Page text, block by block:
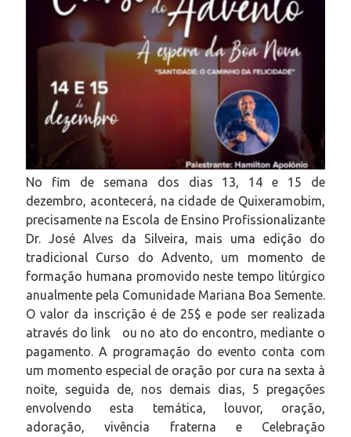
No fim de semana dos dias 13, 14 e 15 de
dezembro, acontecerá, na cidade de Quixeramobim,
precisamente na Escola de Ensino Profissionalizante
Dr. José Alves da Silveira, mais uma edição do
tradicional Curso do Advento, um momento de
formação humana promovido neste tempo litúrgico
anualmente pela Comunidade Mariana Boa Semente.
O valor da inscrição é de 25$ e pode ser realizada
através do link ou no ato do encontro, mediante o
pagamento. A programação do evento conta com
um momento especial de oração por cura na sexta à
noite, seguida de, nos demais dias, 5 pregações
envolvendo esta temática, louvor, oração,
adoração, vivência fraterna e Celebração